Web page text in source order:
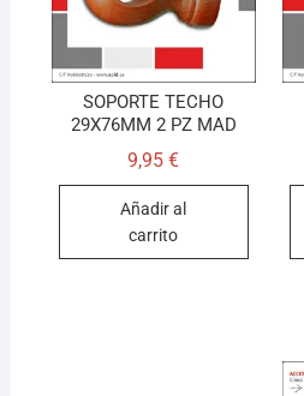
SOPORTE TECHO
29X76MM 2 PZ MAD
9,95€
Añadir al
carrito